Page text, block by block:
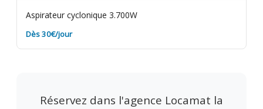
Aspirateur cyclonique 3.700W
Dès 30€/jour
Réservez dans l'agence Locamat la